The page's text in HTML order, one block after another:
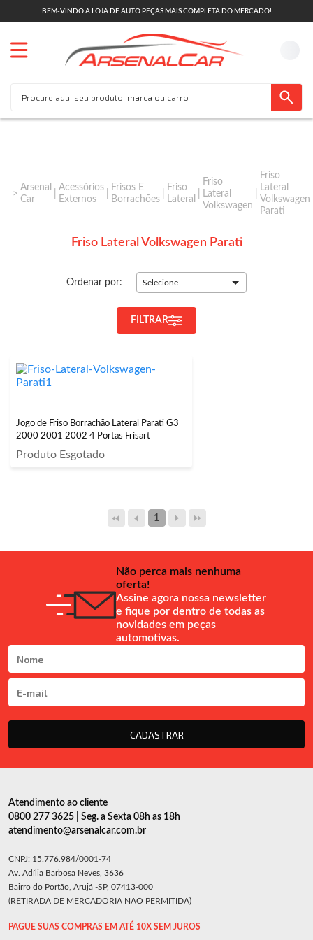
BEM-VINDO A LOJA DE AUTO PEÇAS MAIS COMPLETA DO MERCADO!
Arsenal
Car
Acessórios
Externos
Frisos E
Borrachões
Friso
Lateral
Friso
Lateral
Volkswagen
Friso
Lateral
Volkswagen
Parati
Friso Lateral Volkswagen Parati
Ordenar por: Selecione
FILTRAR
Jogo de Friso Borrachão Lateral Parati G3
2000 2001 2002 4 Portas Frisart
Produto Esgotado
1
Não perca mais nenhuma
oferta!
Assine agora nossa newsletter
e fique por dentro de todas as
novidades em peças
automotivas.
CADASTRAR
Atendimento ao cliente
0800 277 3625 | Seg. a Sexta 08h as 18h
atendimento@arsenalcar.com.br
CNPJ: 15.776.984/0001-74
Av. Adília Barbosa Neves, 3636
Bairro do Portão, Arujá -SP, 07413-000
(RETIRADA DE MERCADORIA NÃO PERMITIDA)
PAGUE SUAS COMPRAS EM ATÉ 10X SEM JUROS